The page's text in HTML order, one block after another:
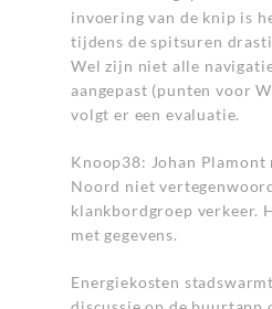
invoering van de knip is
tijdens de spitsuren
Wel zijn niet alle
aangepast (punten voor
volgt er een evaluatie.
Knoop38: Johan
Noord niet
klankbordgroep verkeer.
met gegevens.
Energiekosten